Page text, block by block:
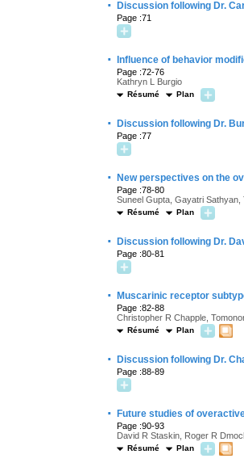
· Discussion following Dr.
Page :71
· Influence of behavior
Page :72-76
Kathryn L Burgio
Résumé Plan
· Discussion following Dr.
Page :77
· New perspectives on the
Page :78-80
Suneel Gupta, Gayatri Sathyan,
Résumé Plan
· Discussion following Dr.
Page :80-81
· Muscarinic receptor
Page :82-88
Christopher R Chapple,
Résumé Plan
· Discussion following Dr.
Page :88-89
· Future studies of
Page :90-93
David R Staskin, Roger R
Résumé Plan